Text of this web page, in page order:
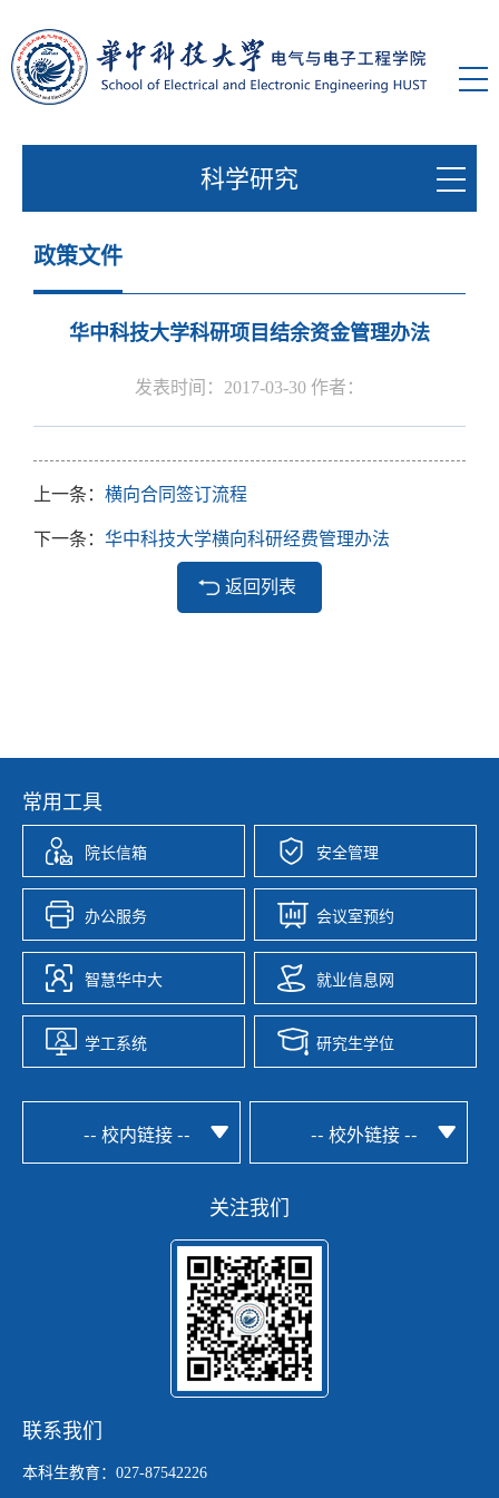
科学研究
政策文件
华中科技大学科研项目结余资金管理办法
发表时间：2017-03-30 作者：
上一条： 横向合同签订流程
下一条： 华中科技大学横向科研经费管理办法
返回列表
常用工具
院长信箱 安全管理
办公服务 会议室预约
智慧华中大 就业信息网
学工系统 研究生学位
-- 校内链接 -- -- 校外链接 --
关注我们
联系我们
本科生教育：027-87542226